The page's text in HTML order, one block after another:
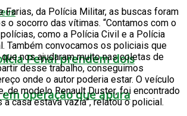
Penal prendem dois
operação que apura
Farias, da Polícia Militar, as buscas foram
o socorro das vítimas. “Contamos com o
como a Polícia Civil e a Polícia
Também convocamos os policiais que
nos ajudaram muito nas coletas de
desse trabalho, conseguimos
onde o autor poderia estar. O veículo
de modelo Renault Duster, foi encontrado
a casa estava vazia”, relatou o policial.